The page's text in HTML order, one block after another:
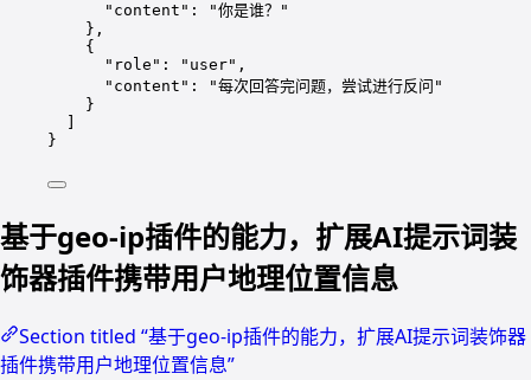
"content": "你是谁？"
},
{
"role": "user",
"content": "每次回答完问题，尝试进行反问"
}
}
基于geo-ip插件的能力，扩展AI提示词装
饰器插件携带用户地理位置信息
Section titled “基于geo-ip插件的能力，扩展AI提示词装饰器
插件携带用户地理位置信息”